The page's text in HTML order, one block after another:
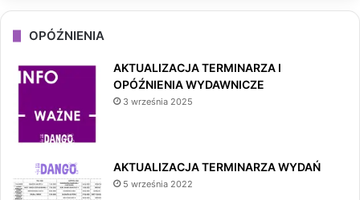
OPÓŹNIENIA
AKTUALIZACJA TERMINARZA I
OPÓŹNIENIA WYDAWNICZE
3 września 2025
AKTUALIZACJA TERMINARZA WYDAŃ
5 września 2022